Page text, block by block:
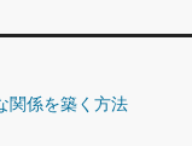
関係を築く方法